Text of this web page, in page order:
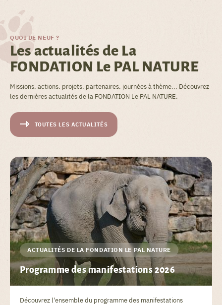
QUOI DE NEUF ?
Les actualités de La
FONDATION Le PAL NATURE
Missions, actions, projets, partenaires, journées à thème... Découvrez
les dernières actualités de la FONDATION Le PAL NATURE.
TOUTES LES ACTUALITÉS
ACTUALITÉS DE LA FONDATION LE PAL NATURE
Programme des manifestations 2026
Découvrez l'ensemble du programme des manifestations